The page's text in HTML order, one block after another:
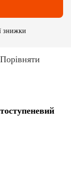
знижки
Порівняти